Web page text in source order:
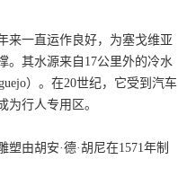
来一直运作良好，为塞戈维亚
。其水源来自17公里外的冷水
）。在20世纪，它受到汽车
行人专用区。
由胡安·德·胡尼在1571年制